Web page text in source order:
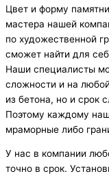
Цвет и форму
мастера нашей
по художественной
сможет найти для
Наши специалисты
сложности и на
из бетона, но и срок
Поэтому каждому
мраморные либо
У нас в компании
точно в срок.